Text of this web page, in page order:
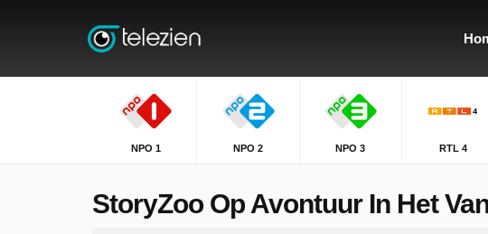
NPO 1 NPO 2 NPO 3 RTL 4
StoryZoo Op Avontuur In Het